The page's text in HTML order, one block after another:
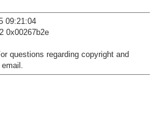
09:21:04
0x00267b2e
questions regarding copyright and
email